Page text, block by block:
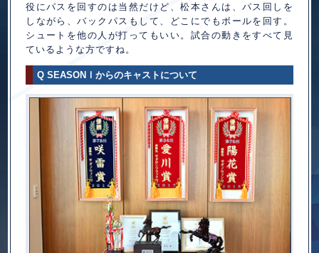
役にパスを回すのは当然だけど、松本さんは、パス回しを
しながら、バックパスもして、どこにでもボールを回す。
シュートを他の人が打ってもいい。試合の動きをすべて見
ているような方ですね。
Q SEASON Ⅰからのキャストについて